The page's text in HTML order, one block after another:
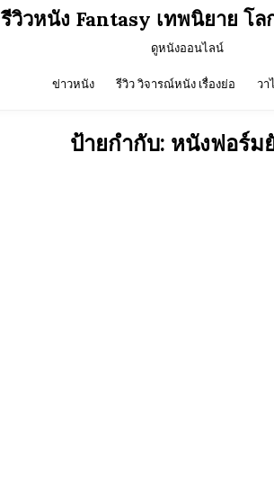
รีวิวหนัง Fantasy เทพนิยาย โ
ดูหนังออนไลน์
ข่าวหนัง รีวิว วิจารณ์หนัง เรื่องย่อ วา
ป้ายกำกับ: หนังฟอร์ม